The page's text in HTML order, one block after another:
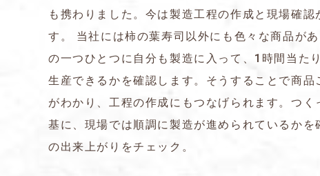
も携わりました。今は製造工程の作成と現場確認
す。 当社には柿の葉寿司以外にも色々な商品が
の一つひとつに自分も製造に入って、1時間当た
生産できるかを確認します。そうすることで商品
がわかり、工程の作成にもつなげられます。つく
基に、現場では順調に製造が進められているかを
の出来上がりをチェック。